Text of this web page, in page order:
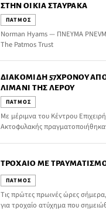
ΣΤΗΝ ΟΙΚΊΑ ΣΤΑΎΡΑΚΑ
ΠΑΤΜΟΣ
Norman Hyams — ΠΝΕΥΜΑ
The Patmos Trust
ΔΙΑΚΟΜΙΔΉ 57ΧΡΟΝΟΥ
ΛΙΜΆΝΙ ΤΗΣ ΛΈΡΟΥ
ΠΑΤΜΟΣ
Με μέριμνα του Κέντρου
Ακτοφυλακής
ΤΡΟΧΑΊΟ ΜΕ
ΠΑΤΜΟΣ
Τις πρώτες πρωινές ώρες
για τροχαίο ατύχημα που